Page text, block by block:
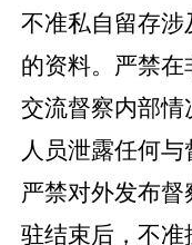
不准私自留存
的资料。严禁
交流督察内部
人员泄露任何
严禁对外发布
驻结束后，不